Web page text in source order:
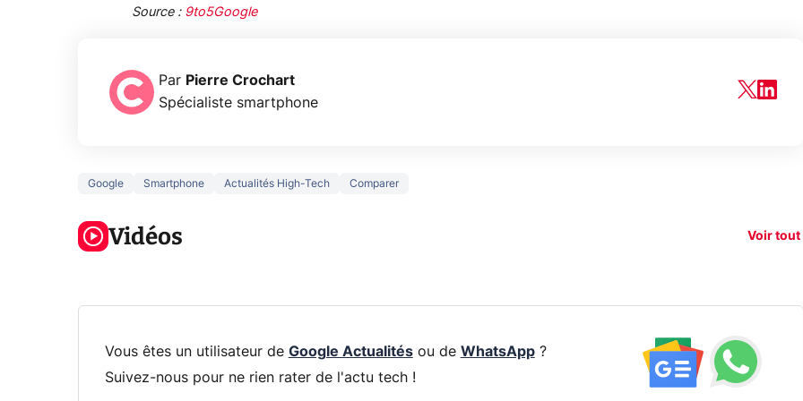
Source : 9to5Google
Par Pierre Crochart
Spécialiste smartphone
Google Smartphone Actualités High-Tech Comparer
Vidéos Voir tout
3 écrans en 1
Voici L'AOC
CQ32G4ZA !
5 générations
Ce que vous
Vous êtes un utilisateur de Google Actualitésou de WhatsApp?
Suivez-nous pour ne rien rater de l'actu tech !